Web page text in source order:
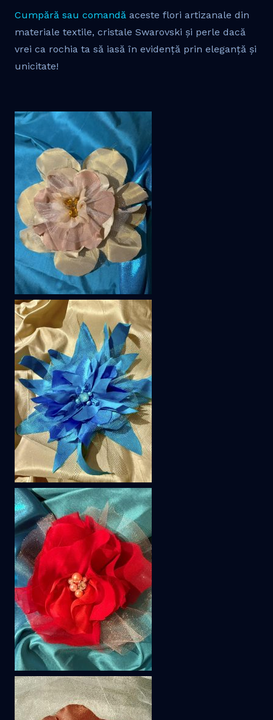
Cumpără sau comandă aceste flori artizanale din
materiale textile, cristale Swarovski și perle dacă
vrei ca rochia ta să iasă în evidență prin eleganță și
unicitate!